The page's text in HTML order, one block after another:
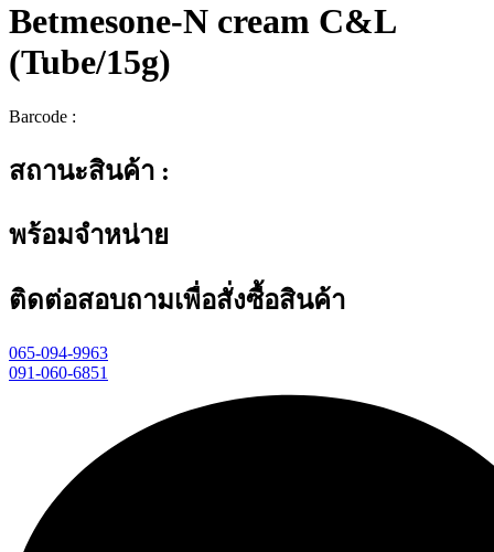
Betmesone-N cream C&L
(Tube/15g)
Barcode :
สถานะสินค้า :
พร้อมจำหน่าย
ติดต่อสอบถามเพื่อสั่งซื้อสินค้า
065-094-9963
091-060-6851